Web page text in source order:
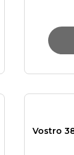
Vostro